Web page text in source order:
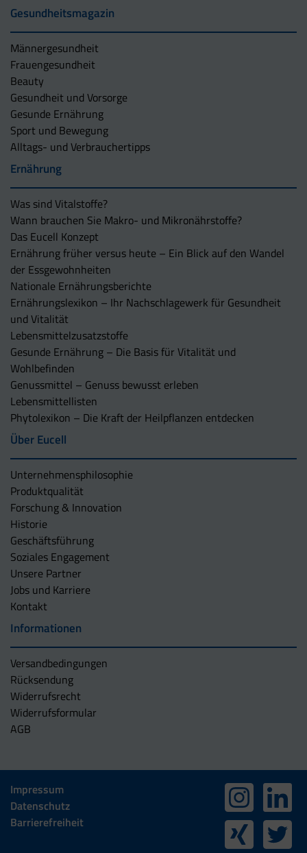
Gesundheitsmagazin
Männergesundheit
Frauengesundheit
Beauty
Gesundheit und Vorsorge
Gesunde Ernährung
Sport und Bewegung
Alltags- und Verbrauchertipps
Ernährung
Was sind Vitalstoffe?
Wann brauchen Sie Makro- und Mikronährstoffe?
Das Eucell Konzept
Ernährung früher versus heute – Ein Blick auf den Wandel
der Essgewohnheiten
Nationale Ernährungsberichte
Ernährungslexikon – Ihr Nachschlagewerk für Gesundheit
und Vitalität
Lebensmittelzusatzstoffe
Gesunde Ernährung – Die Basis für Vitalität und
Wohlbefinden
Genussmittel – Genuss bewusst erleben
Lebensmittellisten
Phytolexikon – Die Kraft der Heilpflanzen entdecken
Über Eucell
Unternehmens­philosophie
Produktqualität
Forschung & Innovation
Historie
Geschäftsführung
Soziales Engagement
Unsere Partner
Jobs und Karriere
Kontakt
Informationen
Versandbedingungen
Rücksendung
Widerrufsrecht
Widerrufsformular
AGB
Impressum
Datenschutz
Barrierefreiheit